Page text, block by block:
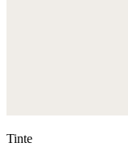
Tinte